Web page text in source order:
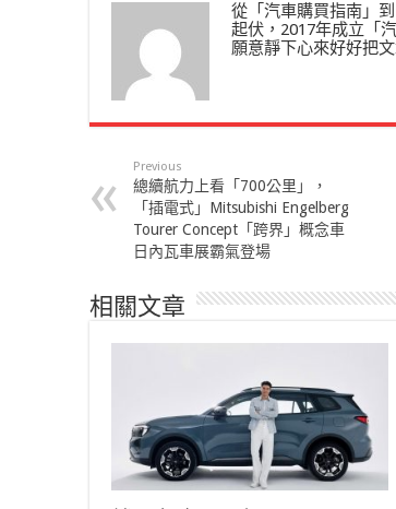
從「汽車購買指南」
起伏，2017年成立「
願意靜下心來好好把文
Previous
總續航力上看「700公里」，
「插電式」Mitsubishi Engelberg
Tourer Concept「跨界」概念車
日內瓦車展霸氣登場
相關文章